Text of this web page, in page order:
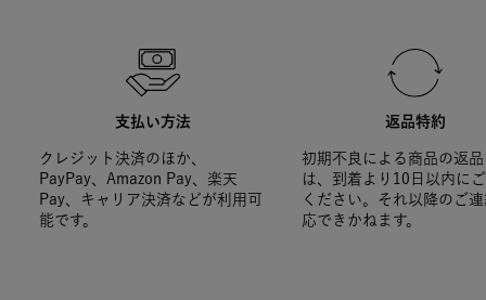
支払い方法
クレジット決済のほか、
PayPay、Amazon Pay、楽天
Pay、キャリア決済などが利用可
能です。
返品特約
初期不良による商品の返
は、到着より10日以内に
ください。それ以降のご
応できかねます。